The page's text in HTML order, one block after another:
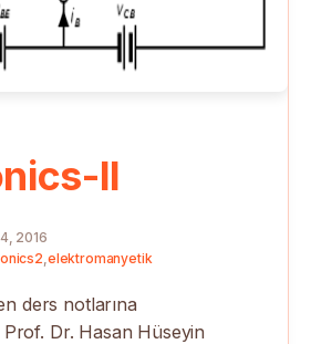
II
2016
,elektromanyetik
ders notlarına
Prof. Dr. Hasan Hüseyin